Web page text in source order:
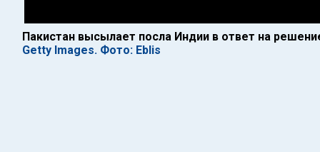
Пакистан высылает посла Индии в ответ на
Getty Images. Фото: Eblis